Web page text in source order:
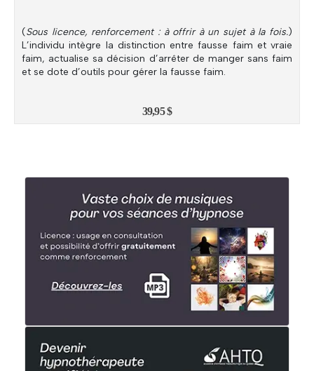
(Sous licence, renforcement : à offrir à un sujet à la fois.)
L’individu intègre la distinction entre fausse faim et vraie
faim, actualise sa décision d’arrêter de manger sans faim
et se dote d’outils pour gérer la fausse faim.
39,95$